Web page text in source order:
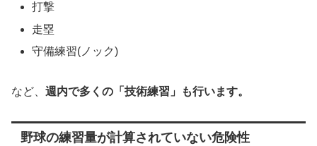
打撃
走塁
守備練習(ノック)
など、 週内で多くの「技術練習」も行います。
野球の練習量が計算されていない危険性